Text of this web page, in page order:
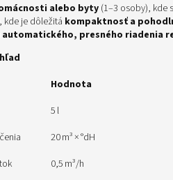
alebo byty (1–3 osoby), kde
kde je dôležitá kompaktnosť a
automatického, presného riadenia
Hodnota
5 l
20 m³ × °dH
0,5 m³/h